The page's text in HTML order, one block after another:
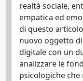
realtà sociale,
empatica ed
di questo
nuovo oggetto
digitale con un
analizzare le
psicologiche